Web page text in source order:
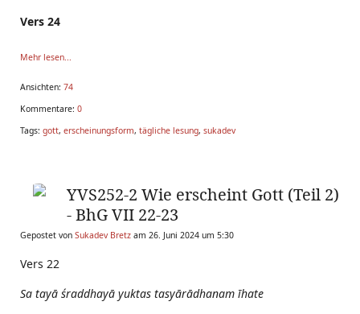
Vers 24
Avyaktaṁ vyaktim āpannaṁ manya
Mehr lesen...
Ansichten: 74
Kommentare: 0
Tags: gott, erscheinungsform, tägliche lesung, sukadev
YVS252-2 Wie erscheint Gott (Teil 2)
- BhG VII 22-23
Gepostet von Sukadev Bretz am 26. Juni 2024 um 5:30
Vers 22
Sa tayā śraddhayā yuktas tasyārādhanam īhate